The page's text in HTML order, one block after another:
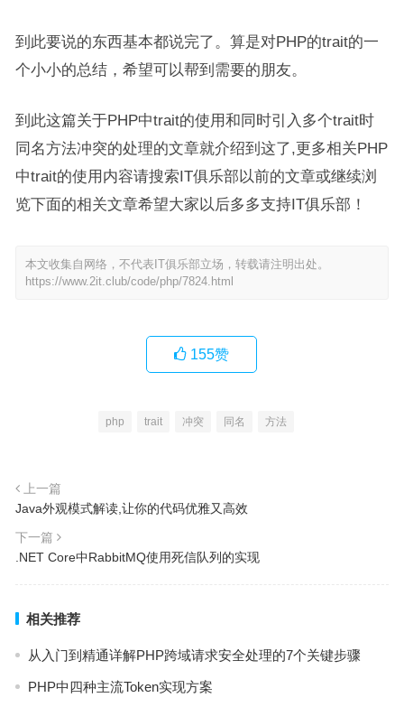
到此要说的东西基本都说完了。算是对PHP的trait的一
个小小的总结，希望可以帮到需要的朋友。
到此这篇关于PHP中trait的使用和同时引入多个trait时
同名方法冲突的处理的文章就介绍到这了,更多相关PHP
中trait的使用内容请搜索IT俱乐部以前的文章或继续浏
览下面的相关文章希望大家以后多多支持IT俱乐部！
本文收集自网络，不代表IT俱乐部立场，转载请注明出处。
https://www.2it.club/code/php/7824.html
155赞
php trait 冲突 同名 方法
上一篇
Java外观模式解读,让你的代码优雅又高效
下一篇
.NET Core中RabbitMQ使用死信队列的实现
相关推荐
从入门到精通详解PHP跨域请求安全处理的7个关键步骤
PHP中四种主流Token实现方案